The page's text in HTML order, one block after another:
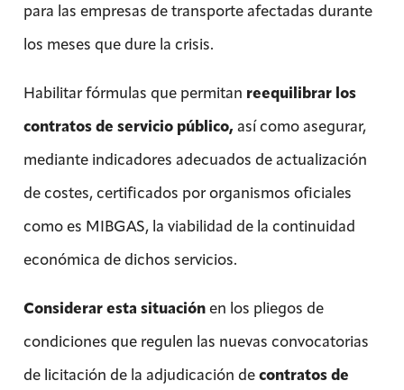
para las empresas de transporte afectadas durante
los meses que dure la crisis.
Habilitar fórmulas que permitan reequilibrar los
contratos de servicio público, así como asegurar,
mediante indicadores adecuados de actualización
de costes, certificados por organismos oficiales
como es MIBGAS, la viabilidad de la continuidad
económica de dichos servicios.
Considerar esta situaciónen los pliegos de
condiciones que regulen las nuevas convocatorias
de licitación de la adjudicación de contratos de